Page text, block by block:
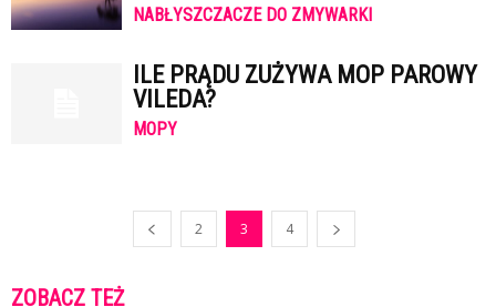
NABŁYSZCZACZE DO ZMYWARKI
ILE PRĄDU ZUŻYWA MOP PAROWY
VILEDA?
MOPY
2 3 4
ZOBACZ TEŻ